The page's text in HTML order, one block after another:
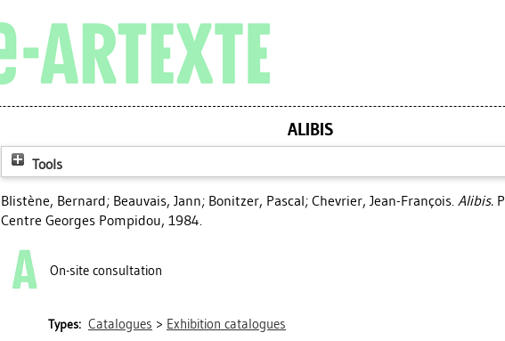
ALIBIS
Tools
Blistène, Bernard; Beauvais, Jann; Bonitzer, Pascal; Chevrier, Jean-François. Alibis.
Centre Georges Pompidou, 1984.
On-site consultation
Types: Catalogues > Exhibition catalogues